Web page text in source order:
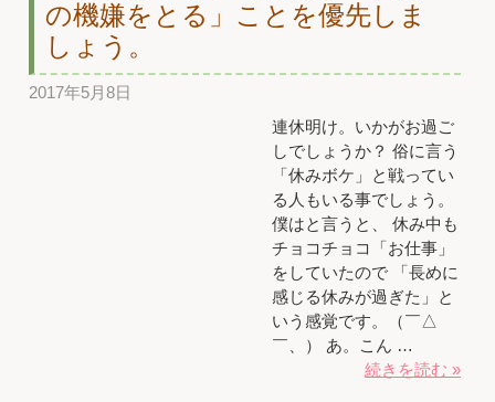
の機嫌をとる」ことを優先しま
しょう。
2017年5月8日
連休明け。いかがお過ご
しでしょうか？ 俗に言う
「休みボケ」と戦ってい
る人もいる事でしょう。
僕はと言うと、 休み中も
チョコチョコ「お仕事」
をしていたので 「長めに
感じる休みが過ぎた」と
いう感覚です。（￣△
￣、） あ。こん …
続きを読む »